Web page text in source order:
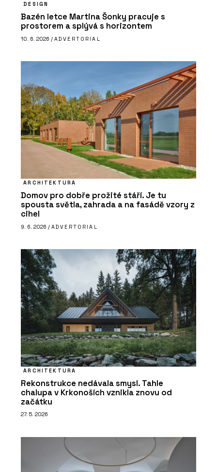
DESIGN
Bazén letce Martina Šonky pracuje s
prostorem a splývá s horizontem
10. 6. 2026 / ADVERTORIAL
ARCHITEKTURA
Domov pro dobře prožité stáří. Je tu
spousta světla, zahrada a na fasádě vzory z
cihel
9. 6. 2026 / ADVERTORIAL
ARCHITEKTURA
Rekonstrukce nedávala smysl. Tahle
chalupa v Krkonoších vznikla znovu od
začátku
27. 5. 2026